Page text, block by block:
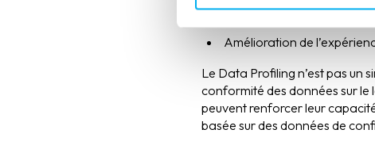
Amélioration de
Le Data Profiling n’est pas un
conformité des données sur le
peuvent renforcer leur
basée sur des données de